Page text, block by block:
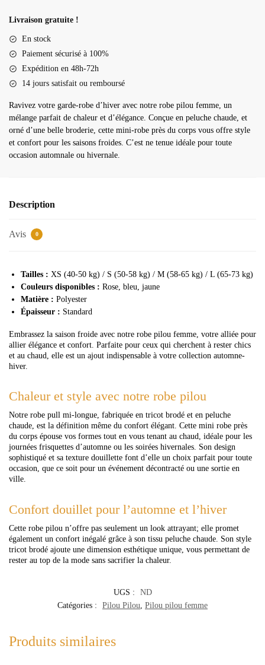
pilou
Livraison gratuite !
En stock
Paiement sécurisé à 100%
Expédition en 48h-72h
14 jours satisfait ou remboursé
Ravivez votre garde-robe d’hiver avec notre robe pilou femme, un
mélange parfait de chaleur et d’élégance. Conçue en peluche chaude, et
orné d’une belle broderie, cette mini-robe près du corps vous offre style
et confort pour les saisons froides. C’est ne tenue idéale pour toute
occasion automnale ou hivernale.
Description
Avis 0
Tailles : XS (40-50 kg) / S (50-58 kg) / M (58-65 kg) / L (65-73 kg)
Couleurs disponibles : Rose, bleu, jaune
Matière : Polyester
Épaisseur : Standard
Embrassez la saison froide avec notre robe pilou femme, votre alliée pour
allier élégance et confort. Parfaite pour ceux qui cherchent à rester chics
et au chaud, elle est un ajout indispensable à votre collection automne-
hiver.
Chaleur et style avec notre robe pilou
Notre robe pull mi-longue, fabriquée en tricot brodé et en peluche
chaude, est la définition même du confort élégant. Cette mini robe près
du corps épouse vos formes tout en vous tenant au chaud, idéale pour les
journées frisquettes d’automne ou les soirées hivernales. Son design
sophistiqué et sa texture douillette font d’elle un choix parfait pour toute
occasion, que ce soit pour un événement décontracté ou une sortie en
ville.
Confort douillet pour l’automne et l’hiver
Cette robe pilou n’offre pas seulement un look attrayant; elle promet
également un confort inégalé grâce à son tissu peluche chaude. Son style
tricot brodé ajoute une dimension esthétique unique, vous permettant de
rester au top de la mode sans sacrifier la chaleur.
UGS :
ND
Catégories :
Pilou Pilou, Pilou pilou femme
Produits similaires